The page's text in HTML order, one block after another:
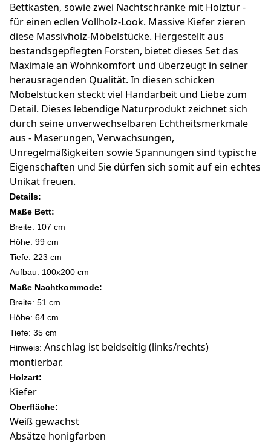
Bettkasten, sowie zwei Nachtschränke mit Holztür -
für einen edlen Vollholz-Look. Massive Kiefer zieren
diese Massivholz-Möbelstücke. Hergestellt aus
bestandsgepflegten Forsten, bietet dieses Set das
Maximale an Wohnkomfort und überzeugt in seiner
herausragenden Qualität. In diesen schicken
Möbelstücken steckt viel Handarbeit und Liebe zum
Detail. Dieses lebendige Naturprodukt zeichnet sich
durch seine unverwechselbaren Echtheitsmerkmale
aus - Maserungen, Verwachsungen,
Unregelmäßigkeiten sowie Spannungen sind typische
Eigenschaften und Sie dürfen sich somit auf ein echtes
Unikat freuen.
Details:
Maße Bett:
Breite: 107 cm
Höhe: 99 cm
Tiefe: 223 cm
Aufbau: 100x200 cm
Maße Nachtkommode:
Breite: 51 cm
Höhe: 64 cm
Tiefe: 35 cm
Hinweis: Anschlag ist beidseitig (links/rechts)
montierbar.
Holzart:
Kiefer
Oberfläche:
Weiß gewachst
Absätze honigfarben